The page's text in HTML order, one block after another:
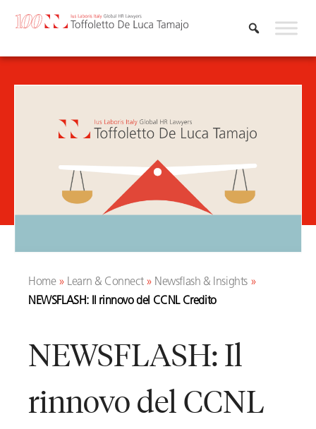
Home» Learn & Connect» Newsflash & Insights »
NEWSFLASH: Il rinnovo del CCNL Credito
NEWSFLASH: Il
rinnovo del CCNL